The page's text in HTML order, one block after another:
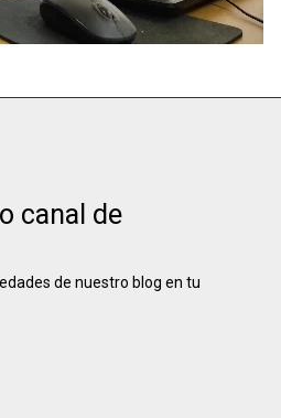
canal de
de nuestro blog en tu